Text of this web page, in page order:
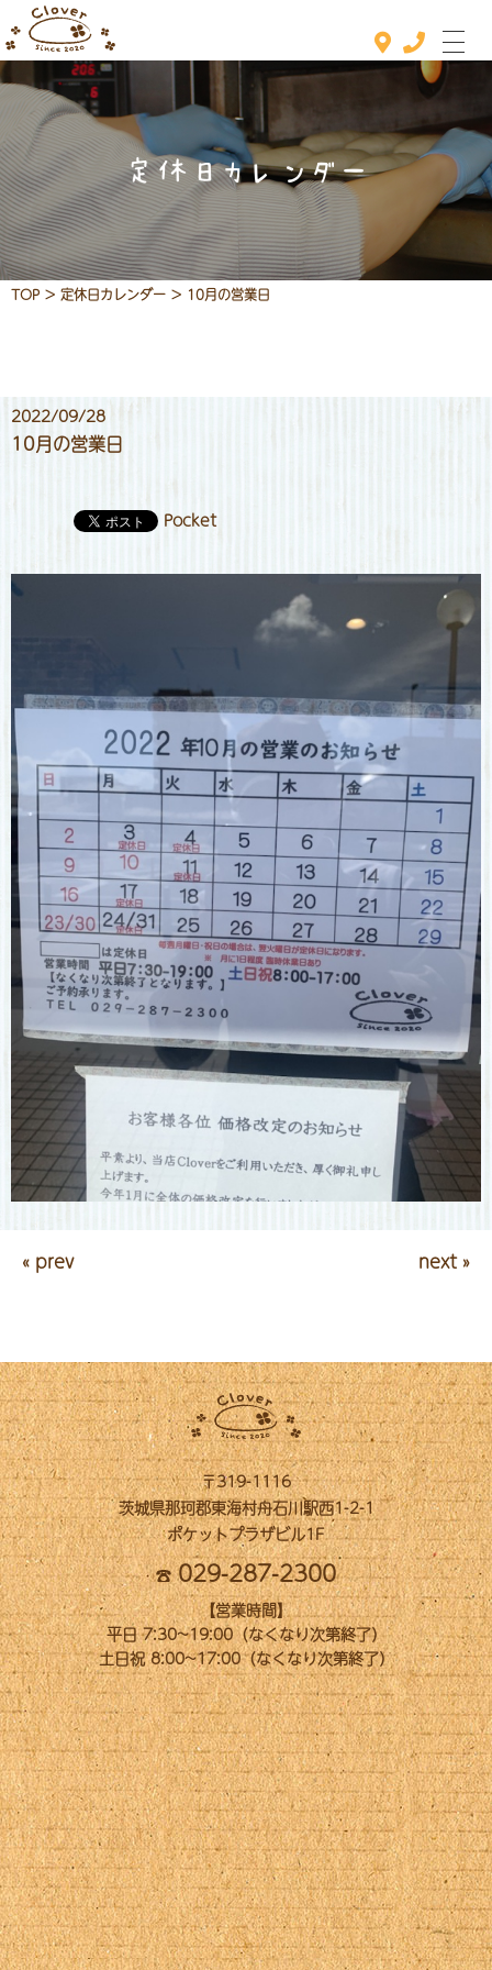
ホーム
おすすめメニュー
メニュー
定休日カレンダー
TOP > 定休日カレンダー > 10月の営業日
2022/09/28
10月の営業日
Pocket
« prev next »
〒319-1116
茨城県那珂郡東海村舟石川駅西1-2-1
ポケットプラザビル1F
029-287-2300
【営業時間】
平日 7:30~19:00（なくなり次第終了）
土日祝 8:00~17:00（なくなり次第終了）